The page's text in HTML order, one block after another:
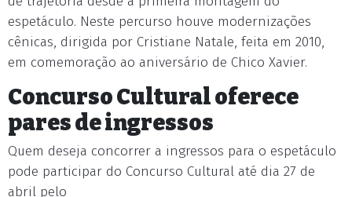
espetáculo. Neste percurso houve modernizações
cênicas, dirigida por Cristiane Natale, feita em 2010,
em comemoração ao aniversário de Chico Xavier.
Concurso Cultural oferece
pares de ingressos
Quem deseja concorrer a ingressos para o espetáculo
pode participar do Concurso Cultural até dia 27 de
abril pelo